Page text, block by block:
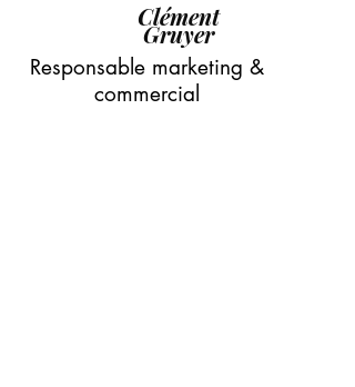
Clément
Gruyer
Responsable marketing &
commercial